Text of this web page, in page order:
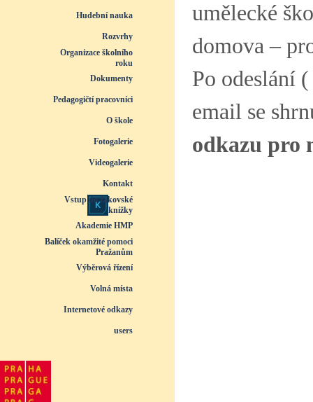
Hudební nauka ▼
Rozvrhy
Organizace školního
roku
Dokumenty
▼
Pedagogičtí pracovníci
O škole ▼
Fotogalerie ▼
Videogalerie
Kontakt
Vstup do žákovské
knížky
Akademie HMP
Balíček okamžité pomoci
Pražanům
Výběrová řízení
Volná místa
Internetové odkazy
users
umělecké
domova –
Po odeslání
email se
odkazu pro